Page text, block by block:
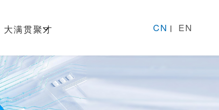
大满贯聚才 CN 丨 EN